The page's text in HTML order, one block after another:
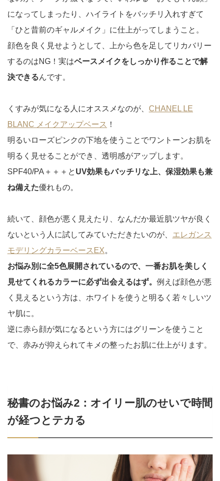
になってしまったり、ハイライトをバッチリ入れすぎて
「ひと昔前のギャルメイク」に仕上がってしまうこと。
顔色を良く見せようとして、上から色を足してリカバリー
するのはNG！実はベースメイクをしっかり作ることで解
決できるんです。
くすみが気になる人にオススメなのが、 CHANEL LE
BLANC メイクアップベース ！
明るいローズピンクの下地を使うことでワントーンお肌を
明るく見せることができ、透明感がアップします。
SPF40/PA＋＋＋と UV効果もバッチリな上、保湿効果も兼
ね備えた優れもの。
続いて、顔色が悪く見えたり、なんだか最近肌ツヤが良く
ないという人に試してみていただきたいのが、 エレガンス
モデリングカラーベースEX。
お悩み別に全5色展開されているので、一番お肌を美しく
見せてくれるカラーに必ず出会えるはず。 例えば顔色が悪
く見えるという方は、ホワイトを使うと明るく若々しいツ
ヤ肌に。
逆に赤ら顔が気になるという方にはグリーンを使うこと
で、赤みが抑えられてキメの整ったお肌に仕上がります。
秘書のお悩み2：オイリー肌のせいで時間
が経つとテカる